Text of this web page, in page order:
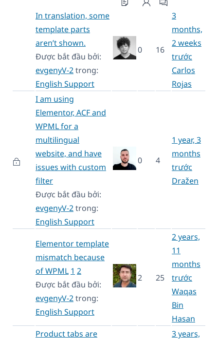
In translation, some
template parts
aren’t shown.
Được bắt đầu bởi:
evgenyV-2trong:
English Support
0 16
3
months,
2 weeks
trước
Carlos
Rojas
I am using
Elementor, ACF and
WPML for a
multilingual
website, and have
issues with custom
filter
Được bắt đầu bởi:
evgenyV-2trong:
English Support
0 4
1 year, 3
months
trước
Dražen
Elementor template
mismatch because
of WPML 1 2
Được bắt đầu bởi:
evgenyV-2trong:
English Support
2 25
2 years,
11
months
trước
Waqas
Bin
Hasan
Product tabs are
3 years,